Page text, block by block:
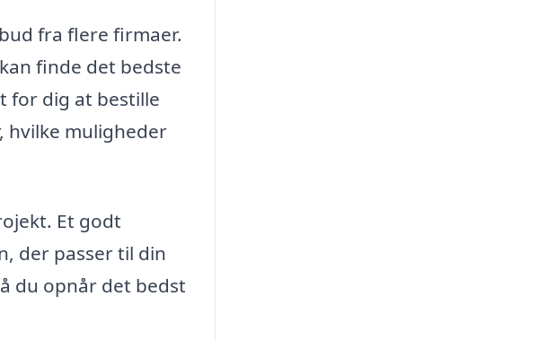
fra flere firmaer.
finde det bedste
for dig at bestille
hvilke muligheder
Et godt
der passer til din
du opnår det bedst